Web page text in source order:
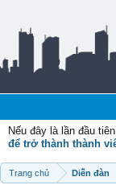
Nếu đây là lần đầu
để trở thành thành
Trang chủ Diễn đàn